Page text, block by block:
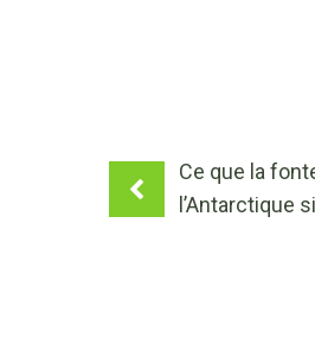
Ce que la
l’Antarctique